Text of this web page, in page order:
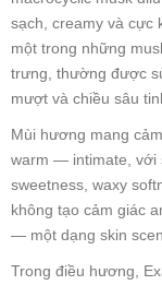
sạch, creamy và cực
một trong những
trưng, thường được
mượt và chiều sâu
Mùi hương mang
warm — intimate, với
sweetness, waxy
không tạo cảm giác
— một dạng skin
Trong điều hương,